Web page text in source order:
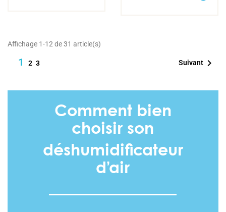
Affichage 1-12 de 31 article(s)
1 2 3 Suivant 
Comment bien
choisir son
déshumidificateur
d’air